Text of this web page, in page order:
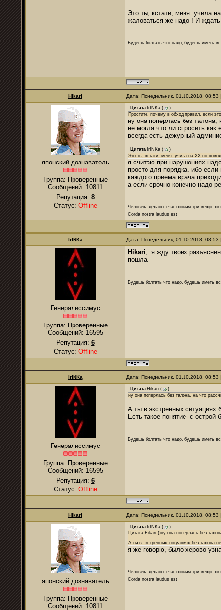
Это ты, кстати, меня учила
жаловаться же надо ! И ждать
Будешь болтать что надо, будешь иметь
Hikari Дата: Понедельник, 01.10.2018,
японский дознаватель
Группа: Проверенные
Сообщений: 10811
Репутация: 8
Статус: Offline
Цитата IrINKa (
)
Простите, почему в обход правил, если
ну она поперлась без
не могла что ли спросить как
всегда есть дежурный
Цитата IrINKa (
)
Это ты, кстати, меня учила на ХХ по
я считаю при нарушениях
просто для порядка. ибо если
каждого приема врача
а если срочно конечно надо
Человека делают счастливым три вещи:
Corda nostra laudus est
IrINKa Дата: Понедельник, 01.10.2018,
Генералиссимус
Группа: Проверенные
Сообщений: 16595
Репутация: 6
Статус: Offline
Hikari, я жду твоих
пошла.
Будешь болтать что надо, будешь иметь
IrINKa Дата: Понедельник, 01.10.2018,
Генералиссимус
Группа: Проверенные
Сообщений: 16595
Репутация: 6
Статус: Offline
Цитата Hikari (
)
ну она поперлась без талона, на что
А ты в экстренных ситуациях
Есть такое понятие- с
Будешь болтать что надо, будешь иметь
Hikari Дата: Понедельник, 01.10.2018,
японский дознаватель
Группа: Проверенные
Сообщений: 10811
Цитата IrINKa (
)
Цитата Hikari ()ну она поперлась без
А ты в экстренных ситуациях без талона
я же говорю, было херово
Человека делают счастливым три вещи:
Corda nostra laudus est